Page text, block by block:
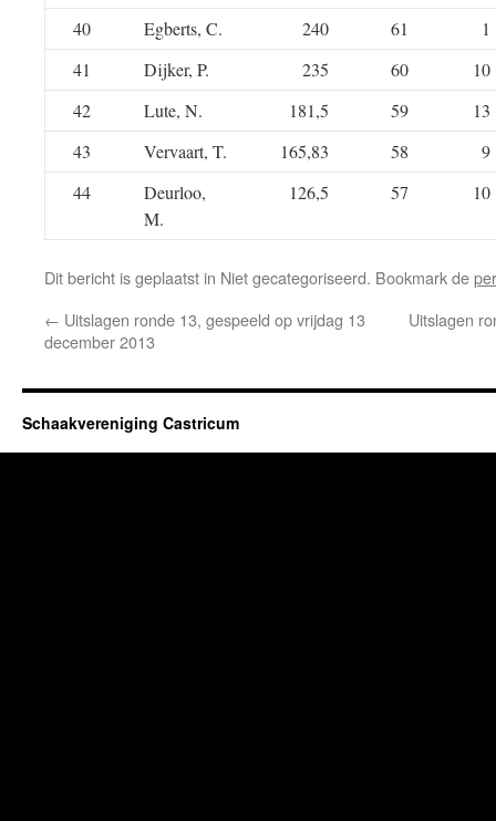
40
Egberts, C. 240 61
1
41
Dijker, P. 235 60
10
42
Lute, N. 181,5 59
13
43
Vervaart, T. 165,83 58
9
44
Deurloo,
M.
126,5 57 10
Dit bericht is geplaatst in Niet gecategoriseerd. Bookmark de
← Uitslagen ronde 13, gespeeld op vrijdag 13
december 2013
Uitslagen
Schaakvereniging Castricum